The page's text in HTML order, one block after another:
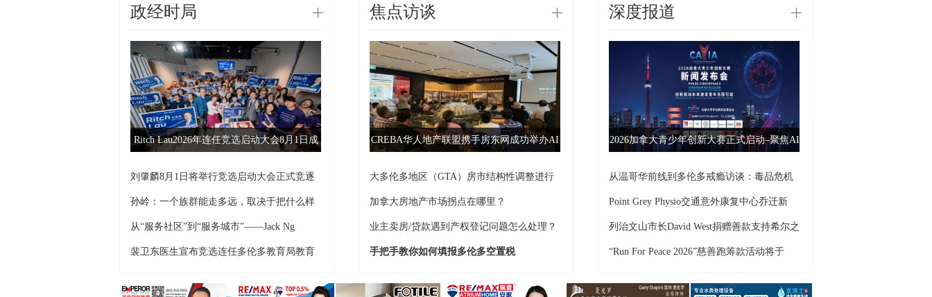
政经时局
Ritch Lau2026年连任竞选启动大会8月1日成
刘肇麟8月1日将举行竞选启动大会正式竞逐
连
孙岭：一个族群能走多远，取决于把什么样
的
从“服务社区”到“服务城市”——Jack Ng
裴卫东医生宣布竞选连任多伦多教育局教育
焦点访谈
CREBA华人地产联盟携手房东网成功举办AI
大多伦多地区（GTA）房市结构性调整进行
时
加拿大房地产市场拐点在哪里？
业主卖房/贷款遇到产权登记问题怎么处理？
手把手教你如何填报多伦多空置税
深度报道
2026加拿大青少年创新大赛正式启动–聚焦AI
从温哥华前线到多伦多戒瘾访谈：毒品危机
中
Point Grey Physio交通意外康复中心乔迁新
列治文山市长David West捐赠善款支持希尔之
“Run For Peace 2026”慈善跑筹款活动将于